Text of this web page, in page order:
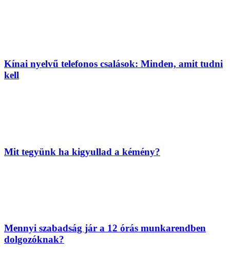
Kínai nyelvű telefonos csalások: Minden, amit tudni
kell
Mit tegyünk ha kigyullad a kémény?
Mennyi szabadság jár a 12 órás munkarendben
dolgozóknak?